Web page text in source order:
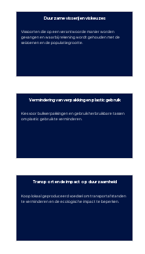
Duurzame visserij en viskeuzes
Vissoorten die op een verantwoorde manier worden
gevangen en waarbij rekening wordt gehouden met de
seizoenen en de populatiegrootte.
Vermindering van verpakking en plastic gebruik
Kies voor bulkverpakkingen en gebruik herbruikbare tassen
om plastic gebruik te verminderen.
Transport en de impact op duurzaamheid
Koop lokaal geproduceerd voedsel om transportafstanden
te verminderen en de ecologische impact te beperken.